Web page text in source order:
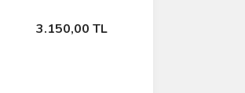
3.150,00 TL
Stokta Yok